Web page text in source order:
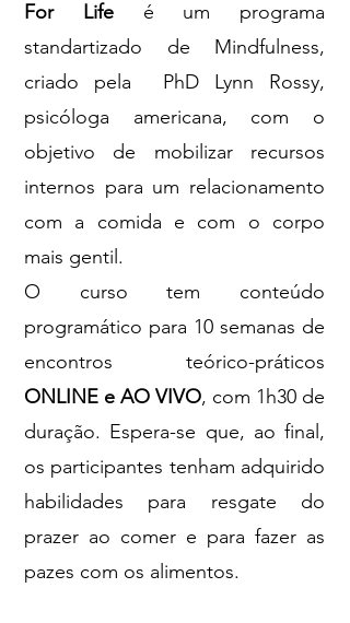
For Lifeé um programa
standartizado de Mindfulness,
criado pela PhD Lynn Rossy,
psicóloga americana, com o
objetivo de mobilizar recursos
internos para um relacionamento
com a comida e com o corpo
mais gentil.
O curso tem conteúdo
programático para 10 semanas de
encontros teórico-práticos
ONLINE e AO VIVO, com 1h30 de
duração. Espera-se que, ao final,
os participantes tenham adquirido
habilidades para resgate do
prazer ao comer e para fazer as
pazes com os alimentos.